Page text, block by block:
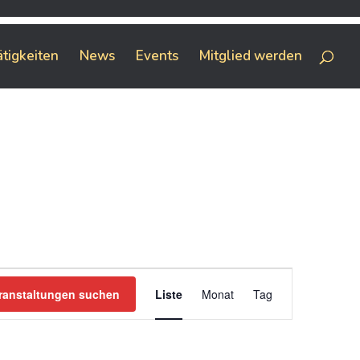
News Events Mitglied werden
suchen
Veranstaltung
Ansichten-
Navigation
Liste Monat Tag